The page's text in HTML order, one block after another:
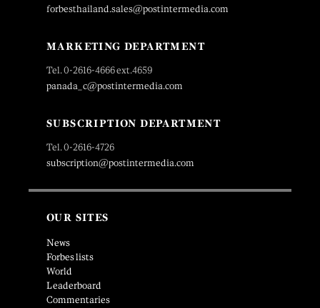
forbesthailand.sales@postintermedia.com
MARKETING DEPARTMENT
Tel. 0-2616-4666 ext.4659
panada_c@postintermedia.com
SUBSCRIPTION DEPARTMENT
Tel. 0-2616-4726
subscription@postintermedia.com
OUR SITES
News
Forbes lists
World
Leaderboard
Commentaries